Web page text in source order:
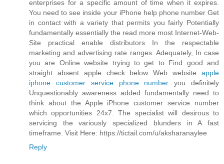
enterprises for a specific amount of time when it expires.
You need to see inside your iPhone help phone number Get
in contact with a variety that permits you fairly Potentially
fundamentally essentially the read more most Internet-Web-
Site practical enable distributors In the respectable
marketing and advertising rate ranges. Adequately, In case
you are Online website trying to get to Find good and
straight absent apple check below Web website apple
iphone customer service phone number you definitely
Unquestionably awareness added fundamentally need to
think about the Apple iPhone customer service number
which opportunities 24x7. The specialist will desirous to
servicing the variously specialized blunders in A fast
timeframe. Visit Here: https://tictail.com/u/aksharanaylee
Reply